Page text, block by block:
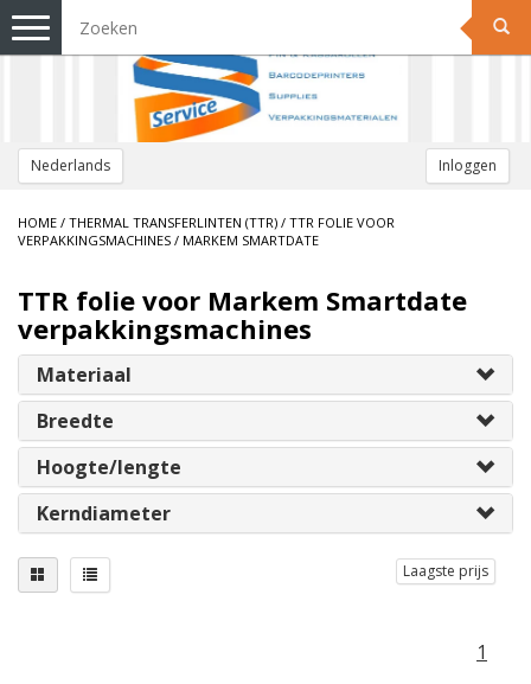
Nederlands Inloggen
Toggle
navigation
HOME / THERMAL TRANSFERLINTEN (TTR) / TTR FOLIE VOOR
VERPAKKINGSMACHINES / MARKEM SMARTDATE
TTR folie voor Markem Smartdate
verpakkingsmachines
Materiaal
Breedte
Hoogte/lengte
Kerndiameter
Laagste prijs
1